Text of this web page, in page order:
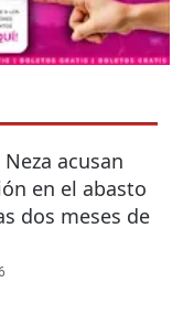
acusan
en el abasto
dos meses de